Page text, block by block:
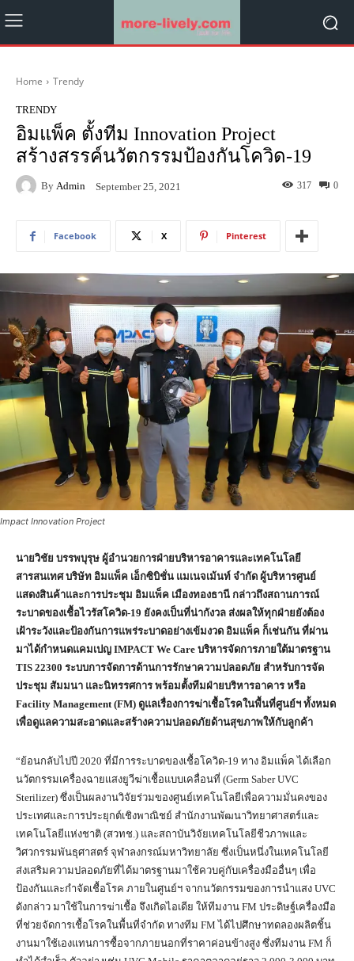
Home Trendy
TRENDY
อิมแพ็ค ตั้งทีม Innovation Project
สร้างสรรค์นวัตกรรมป้องกันโควิด-19
By Admin September 25, 2021 0
317
Facebook X Pinterest
Impact Innovation Project
นายวิชัย บรรพบุรุษ ผู้อำนวยการฝ่ายบริหารอาคารและเทคโนโลยี
สารสนเทศ บริษัท อิมแพ็ค เอ็กซิบิชั่น แมเนจเม้นท์ จำกัด ผู้บริหารศูนย์
แสดงสินค้าและการประชุม อิมแพ็ค เมืองทองธานี กล่าวถึงสถานการณ์
ระบาดของเชื้อไวรัสโควิด-19 ยังคงเป็นที่น่ากังวล ส่งผลให้ทุกฝ่ายยังต้อง
เฝ้าระวังและป้องกันการแพร่ระบาดอย่างเข้มงวด อิมแพ็ค ก็เช่นกัน ที่ผ่าน
มาได้กำหนดแคมเปญ IMPACT We Care บริหารจัดการภายใต้มาตรฐาน
TIS 22300 ระบบการจัดการด้านการรักษาความปลอดภัย สำหรับการจัด
ประชุม สัมมนา และนิทรรศการ พร้อมตั้งทีมฝ่ายบริหารอาคาร หรือ
Facility Management (FM) ดูแลเรื่องการฆ่าเชื้อโรคในพื้นที่ศูนย์ฯ ทั้งหมด
เพื่อดูแลความสะอาดและสร้างความปลอดภัยด้านสุขภาพให้กับลูกค้า
“ย้อนกลับไปปี 2020 ที่มีการระบาดของเชื้อโควิด-19 ทาง อิมแพ็ค ได้เลือก
นวัตกรรมเครื่องฉายแสงยูวีฆ่าเชื้อแบบเคลื่อนที่ (Germ Saber UVC
Sterilizer) ซึ่งเป็นผลงานวิจัยร่วมของศูนย์เทคโนโลยีเพื่อความมั่นคงของ
ประเทศและการประยุกต์เชิงพาณิชย์ สำนักงานพัฒนาวิทยาศาสตร์และ
เทคโนโลยีแห่งชาติ (สวทช.) และสถาบันวิจัยเทคโนโลยีชีวภาพและ
วิศวกรรมพันธุศาสตร์ จุฬาลงกรณ์มหาวิทยาลัย ซึ่งเป็นหนึ่งในเทคโนโลยี
ส่งเสริมความปลอดภัยที่ได้มาตรฐานมาใช้ควบคู่กับเครื่องมืออื่นๆ เพื่อ
ป้องกันและกำจัดเชื้อโรค ภายในศูนย์ฯ จากนวัตกรรมของการนำแสง UVC
ดังกล่าว มาใช้ในการฆ่าเชื้อ จึงเกิดไอเดีย ให้ทีมงาน FM ประดิษฐ์เครื่องมือ
ที่ช่วยจัดการเชื้อโรคในพื้นที่จำกัด ทางทีม FM ได้ไปศึกษาทดลองผลิตชิ้น
งานมาใช้เองแทนการซื้อจากภายนอกที่ราคาค่อนข้างสูง ซึ่งทีมงาน FM ก็